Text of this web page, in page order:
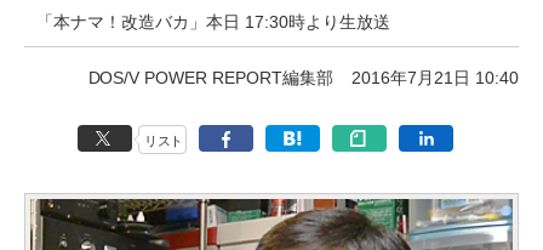
「本ナマ！改造バカ」本日 17:30時より生放送
DOS/V POWER REPORT編集部 2016年7月21日 10:40
リスト